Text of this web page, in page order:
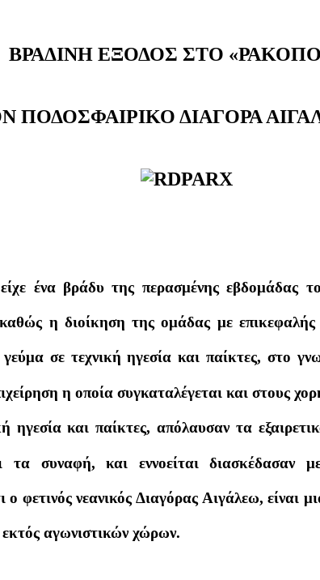
ΒΡΑΔΙΝΗ ΕΞΟΔΟΣ ΣΤΟ
ΠΟΔΟΣΦΑΙΡΙΚΟ ΔΙΑΓΟΡΑ
ένα βράδυ της περασμένης εβδομάδας
η διοίκηση της ομάδας με
σε τεχνική ηγεσία και παίκτες, στο
η οποία συγκαταλέγεται και στους
ηγεσία και παίκτες, απόλαυσαν τα
τα συναφή, και εννοείται διασκέδασαν
ο φετινός νεανικός Διαγόρας Αιγάλεω, είναι
αγωνιστικών χώρων.